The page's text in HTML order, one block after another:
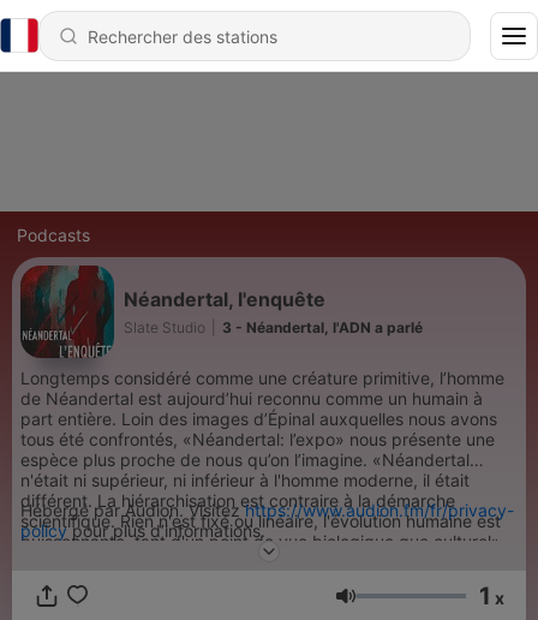
Podcasts
Néandertal, l'enquête
Slate Studio 3 - Néandertal, l'ADN a parlé
Longtemps considéré comme une créature primitive, l’homme
de Néandertal est aujourd’hui reconnu comme un humain à
part entière. Loin des images d’Épinal auxquelles nous avons
tous été confrontés, «Néandertal: l’expo» nous présente une
espèce plus proche de nous qu’on l’imagine. «Néandertal
n'était ni supérieur, ni inférieur à l'homme moderne, il était
différent. La hiérarchisation est contraire à la démarche
scientifique. Rien n'est fixé ou linéaire, l'évolution humaine est
buissonnante, tant d'un point de vue biologique que culturel»,
explique Marylène Patou-Mathis, la commissaire scientifique
de l'exposition. Enquête en trois épisodes sur notre lointain
cousin.
Hébergé par Audion. Visitezhttps://www.audion.fm/fr/privacy-
policypour plus d’informations.
Volume 1 x